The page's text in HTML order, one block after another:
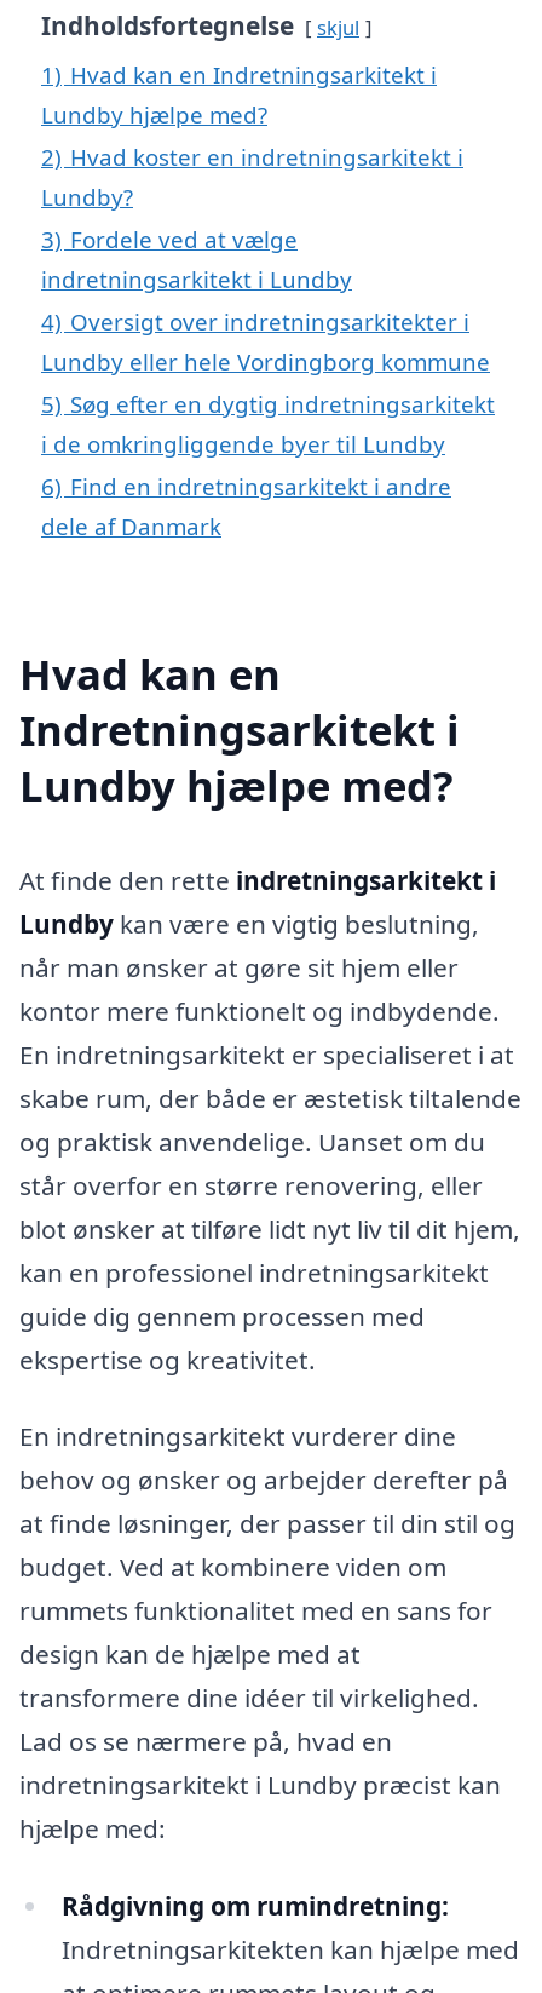
Indholdsfortegnelse skjul
1) Hvad kan en Indretningsarkitekt i
Lundby hjælpe med?
2) Hvad koster en indretningsarkitekt i
Lundby?
3) Fordele ved at vælge
indretningsarkitekt i Lundby
4) Oversigt over indretningsarkitekter i
Lundby eller hele Vordingborg kommune
5) Søg efter en dygtig indretningsarkitekt
i de omkringliggende byer til Lundby
6) Find en indretningsarkitekt i andre
dele af Danmark
Hvad kan en
Indretningsarkitekt i
Lundby hjælpe med?
At finde den rette indretningsarkitekt i
Lundby kan være en vigtig beslutning,
når man ønsker at gøre sit hjem eller
kontor mere funktionelt og indbydende.
En indretningsarkitekt er specialiseret i at
skabe rum, der både er æstetisk tiltalende
og praktisk anvendelige. Uanset om du
står overfor en større renovering, eller
blot ønsker at tilføre lidt nyt liv til dit hjem,
kan en professionel indretningsarkitekt
guide dig gennem processen med
ekspertise og kreativitet.
En indretningsarkitekt vurderer dine
behov og ønsker og arbejder derefter på
at finde løsninger, der passer til din stil og
budget. Ved at kombinere viden om
rummets funktionalitet med en sans for
design kan de hjælpe med at
transformere dine idéer til virkelighed.
Lad os se nærmere på, hvad en
indretningsarkitekt i Lundby præcist kan
hjælpe med:
Rådgivning om rumindretning:
Indretningsarkitekten kan hjælpe med